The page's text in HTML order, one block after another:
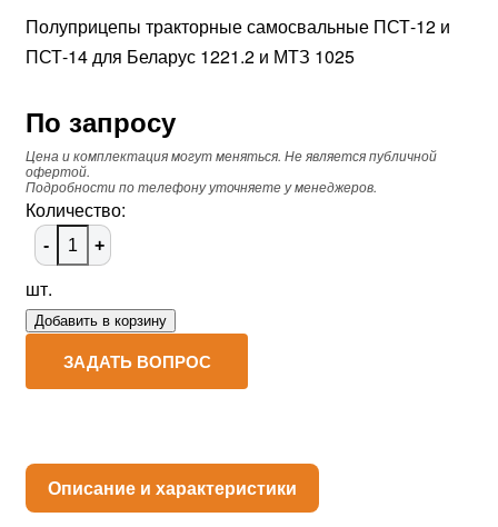
Полуприцепы тракторные самосвальные ПСТ-12 и
ПСТ-14 для Беларус 1221.2 и МТЗ 1025
По запросу
Цена и комплектация могут меняться. Не является публичной
офертой.
Подробности по телефону уточняете у менеджеров.
Количество:
- +
шт.
Добавить в корзину
ЗАДАТЬ ВОПРОС
Описание и характеристики